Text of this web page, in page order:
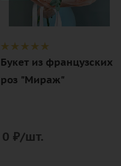
Букет из французских
роз "Мираж"
0 ₽/шт.